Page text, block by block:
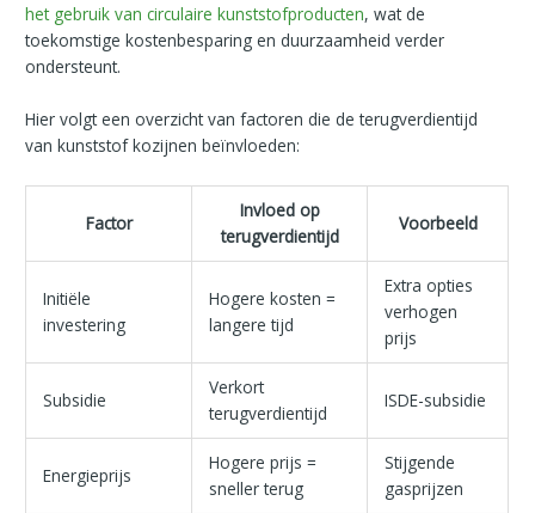
het gebruik van circulaire kunststofproducten, wat de
toekomstige kostenbesparing en duurzaamheid verder
ondersteunt.
Hier volgt een overzicht van factoren die de terugverdientijd
van kunststof kozijnen beïnvloeden:
Factor
Invloed op
terugverdientijd
Voorbeeld
Initiële
investering
Hogere kosten =
langere tijd
Extra opties
verhogen
prijs
Subsidie
Verkort
terugverdientijd
ISDE-subsidie
Energieprijs
Hogere prijs =
sneller terug
Stijgende
gasprijzen